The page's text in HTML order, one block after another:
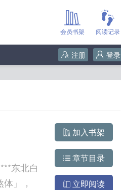
阅读记录
会员书架
登录
注册
东北白
」，
加入书架
章节目录
立即阅读